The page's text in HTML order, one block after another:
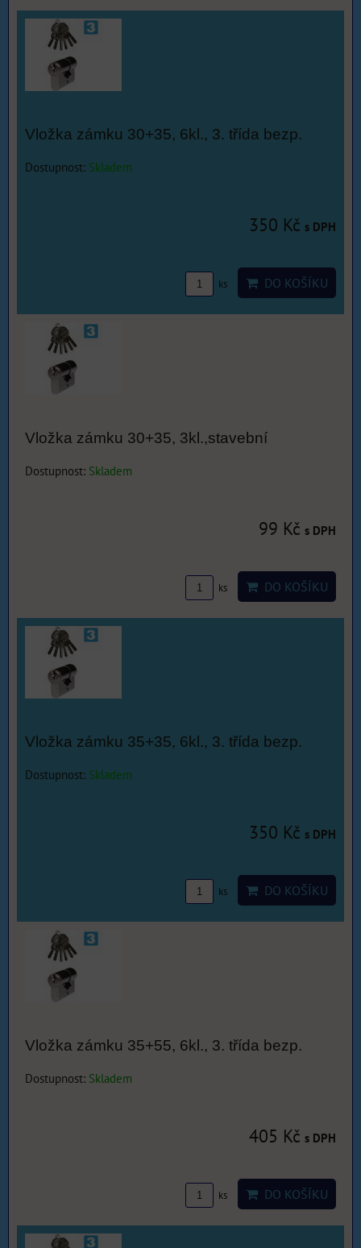
Vložka zámku 30+35, 6kl., 3. třída bezp.
Dostupnost: Skladem
350 Kč s DPH
ks DO KOŠÍKU
Vložka zámku 30+35, 3kl.,stavební
Dostupnost: Skladem
99 Kč s DPH
ks DO KOŠÍKU
Vložka zámku 35+35, 6kl., 3. třída bezp.
Dostupnost: Skladem
350 Kč s DPH
ks DO KOŠÍKU
Vložka zámku 35+55, 6kl., 3. třída bezp.
Dostupnost: Skladem
405 Kč s DPH
ks DO KOŠÍKU